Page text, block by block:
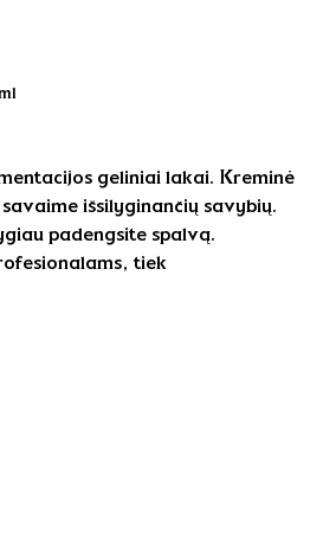
geliniai lakai. Kreminė
išsilyginančių savybių.
padengsite spalvą.
tiek